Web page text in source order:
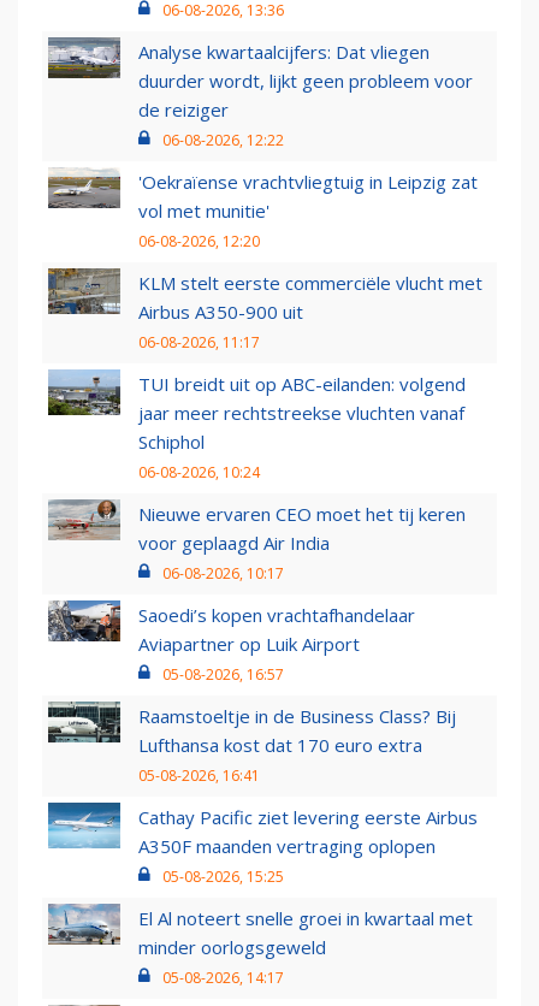
06-08-2026, 13:36
Analyse kwartaalcijfers: Dat vliegen
duurder wordt, lijkt geen probleem voor
de reiziger
06-08-2026, 12:22
'Oekraïense vrachtvliegtuig in Leipzig zat
vol met munitie'
06-08-2026, 12:20
KLM stelt eerste commerciële vlucht met
Airbus A350-900 uit
06-08-2026, 11:17
TUI breidt uit op ABC-eilanden: volgend
jaar meer rechtstreekse vluchten vanaf
Schiphol
06-08-2026, 10:24
Nieuwe ervaren CEO moet het tij keren
voor geplaagd Air India
06-08-2026, 10:17
Saoedi’s kopen vrachtafhandelaar
Aviapartner op Luik Airport
05-08-2026, 16:57
Raamstoeltje in de Business Class? Bij
Lufthansa kost dat 170 euro extra
05-08-2026, 16:41
Cathay Pacific ziet levering eerste Airbus
A350F maanden vertraging oplopen
05-08-2026, 15:25
El Al noteert snelle groei in kwartaal met
minder oorlogsgeweld
05-08-2026, 14:17